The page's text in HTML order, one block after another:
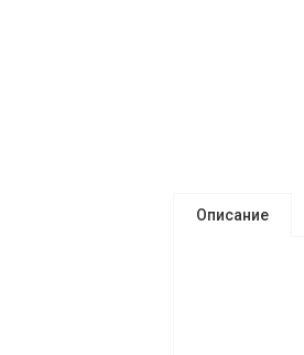
Описание